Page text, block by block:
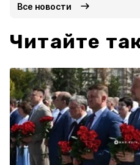
Все новости
Читайте